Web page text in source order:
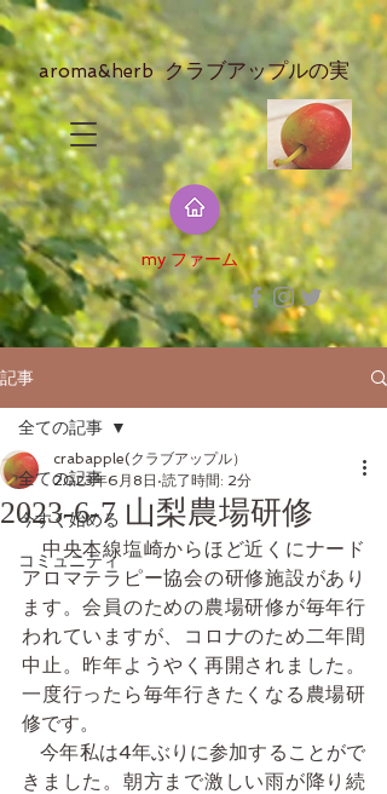
aroma&herbクラブアップルの実​
​my ファーム
記事
全ての記事
今すぐ始める
コミュニティ
全ての記事
2023-6-7 山梨農場研修
crabapple(クラブアップル）
2023年6月8日 読了時間: 2分
中央本線塩崎からほど近くにナード
アロマテラピー協会の研修施設があり
ます。会員のための農場研修が毎年行
われていますが、コロナのため二年間
中止。昨年ようやく再開されました。
一度行ったら毎年行きたくなる農場研
修です。
   今年私は4年ぶりに参加することがで
きました。朝方まで激しい雨が降り続